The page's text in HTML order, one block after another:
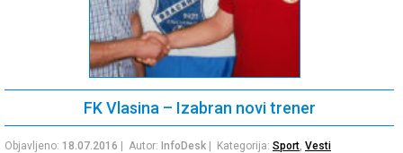
FK Vlasina – Izabran novi trener
Objavljeno: 18.07.2016 | Autor: InfoDesk | Kategorija: Sport Vesti